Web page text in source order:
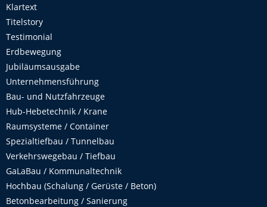
Klartext
Titelstory
Testimonial
Erdbewegung
Jubiläumsausgabe
Unternehmensführung
Bau- und Nutzfahrzeuge
Hub-Hebetechnik / Krane
Raumsysteme / Container
Spezialtiefbau / Tunnelbau
Verkehrswegebau / Tiefbau
GaLaBau / Kommunaltechnik
Hochbau (Schalung / Gerüste / Beton)
Betonbearbeitung / Sanierung